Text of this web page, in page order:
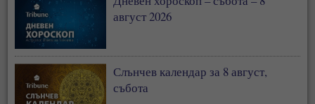
август 2026
Слънчев календар за 8 август,
събота